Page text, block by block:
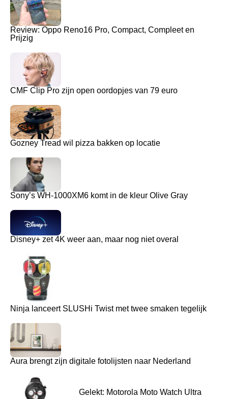
Review: Oppo Reno16 Pro, Compact, Compleet en
Prijzig
CMF Clip Pro zijn open oordopjes van 79 euro
Gozney Tread wil pizza bakken op locatie
Sony’s WH-1000XM6 komt in de kleur Olive Gray
Disney+ zet 4K weer aan, maar nog niet overal
Ninja lanceert SLUSHi Twist met twee smaken tegelijk
Aura brengt zijn digitale fotolijsten naar Nederland
Gelekt: Motorola Moto Watch Ultra